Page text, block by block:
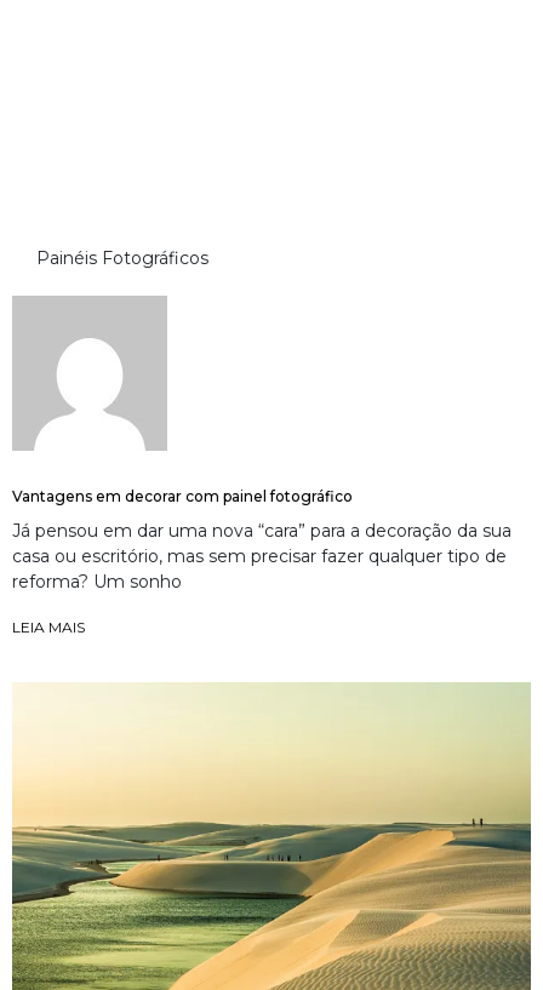
Painéis Fotográficos
Vantagens em decorar com painel fotográfico
Já pensou em dar uma nova “cara” para a decoração da sua
casa ou escritório, mas sem precisar fazer qualquer tipo de
reforma? Um sonho
LEIA MAIS